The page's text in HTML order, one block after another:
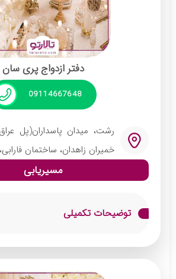
دیزاین نامزدی و عقد سالن
پذیرایی و سرو ناهار یا شام
شمع آرایی و گل‌آرایی محفل
دفتر ازدواج پری سان
09114667648
رشت، میدان پاسداران(پل
خمیران زاهدان، ساختمان فارابی،
مسیریابی
توضیحات تکمیلی
این مجموعه تشریفاتی مجلل‌ترین